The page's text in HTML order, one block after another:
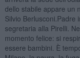
dello stabile appare un
Silvio Berlusconi.Padre
segretaria alla Pirelli.
momento felice: si
essere bambini. È